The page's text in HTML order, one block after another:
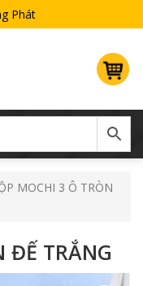
Phát
MOCHI 3 Ô TRÒN
ĐẾ TRẮNG